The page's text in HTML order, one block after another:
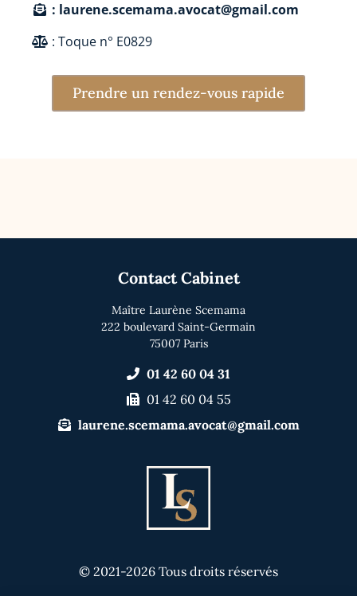
: laurene.scemama.avocat@gmail.com
: Toque n° E0829
Prendre un rendez-vous rapide
Contact Cabinet
Maître Laurène Scemama
222 boulevard Saint-Germain
75007 Paris
01 42 60 04 31
01 42 60 04 55
laurene.scemama.avocat@gmail.com
© 2021-2026 Tous droits réservés